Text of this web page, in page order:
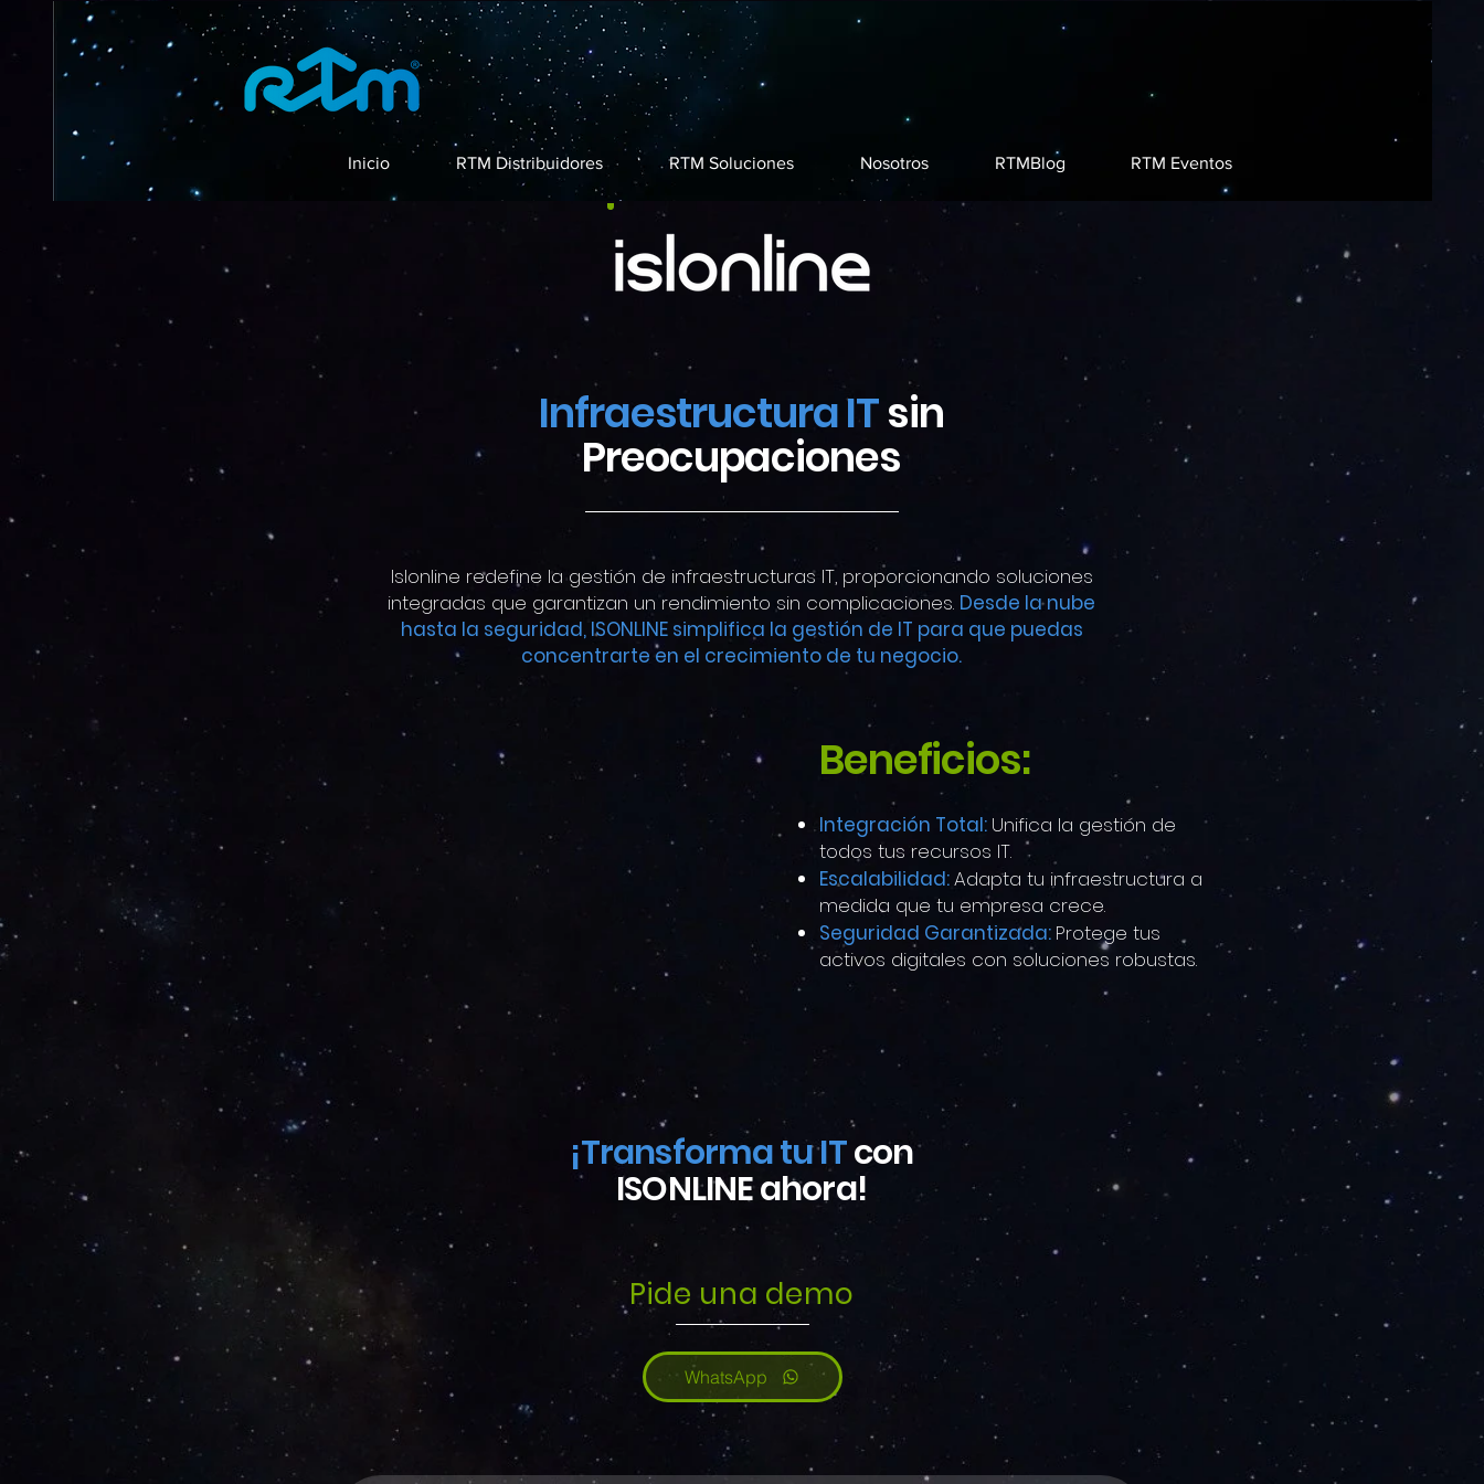
Inicio RTM Distribuidores RTM Soluciones Nosotros RTMBlog RTM Eventos
Infraestructura ITsin
Preocupaciones
Islonline redefine la gestión de infraestructuras IT, proporcionando soluciones
integradas que garantizan un rendimiento sin complicaciones. Desde la nube
hasta la seguridad, ISONLINE simplifica la gestión de IT para que puedas
concentrarte en el crecimiento de tu negocio.
Beneficios:
Integración Total: Unifica la gestión de
todos tus recursos IT.
Escalabilidad:Adapta tu infraestructura a
medida que tu empresa crece.
Seguridad Garantizada: Protege tus
activos digitales con soluciones robustas.
¡Transforma tu ITcon
ISONLINE ahora!
Pide una demo
WhatsApp